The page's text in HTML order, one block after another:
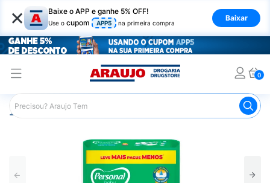
× Baixe o APP e ganhe 5% OFF!
Use o cupom APP5 na primeira compra
Baixar
0
Araujo Infantil Fraldas Infantis